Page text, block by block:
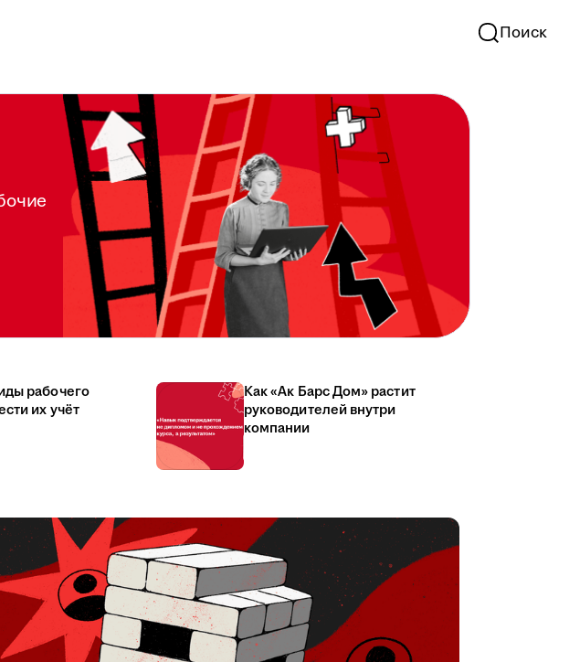
Поиск
рабочего
их учёт
Как «Ак Барс Дом» растит
руководителей внутри
компании